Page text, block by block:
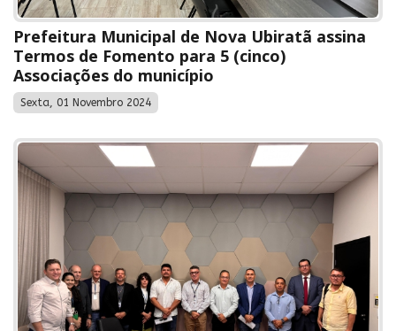
Prefeitura Municipal de Nova Ubiratã assina
Termos de Fomento para 5 (cinco)
Associações do município
Sexta, 01 Novembro 2024